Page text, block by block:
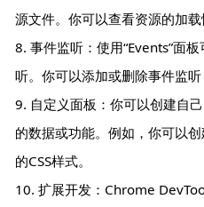
源文件。你可以查看资源的加载
8. 事件监听：使用“Events”面
听。你可以添加或删除事件监听
9. 自定义面板：你可以创建自
的数据或功能。例如，你可以
的CSS样式。
10. 扩展开发：Chrome